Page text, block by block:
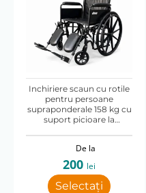
*Capacitate greutate
*Pliabil
*Caracteristici de reglare
Înclinare în bloc
Inchiriere scaun cu rotile
pentru persoane
supraponderale 158 kg cu
suport picioare la
De la
200 lei
Selectați